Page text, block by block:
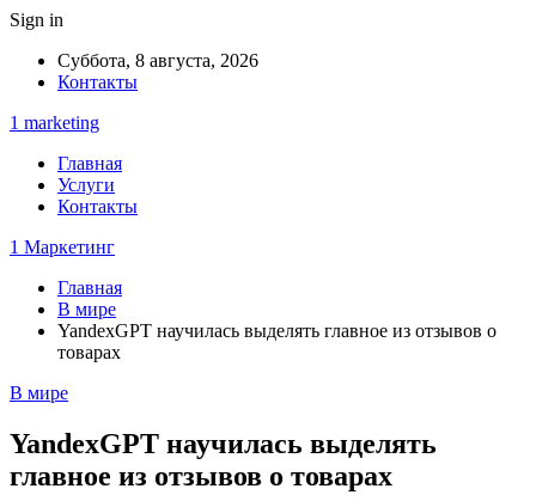
Sign in
Суббота, 8 августа, 2026
Контакты
1 marketing
Главная
Услуги
Контакты
1 Маркетинг
Главная
В мире
YandexGPT научилась выделять главное из отзывов о
товарах
В мире
YandexGPT научилась выделять
главное из отзывов о товарах